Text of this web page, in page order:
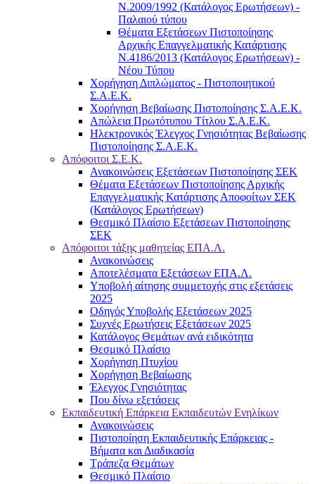
Ν.2009/1992 (Κατάλογος Ερωτήσεων) -
Παλαιού τύπου
Θέματα Εξετάσεων Πιστοποίησης
Αρχικής Επαγγελματικής Κατάρτισης
Ν.4186/2013 (Κατάλογος Ερωτήσεων) -
Νέου Τύπου
Χορήγηση Διπλώματος - Πιστοποιητικού
Σ.Α.Ε.Κ.
Χορήγηση Βεβαίωσης Πιστοποίησης Σ.Α.Ε.Κ.
Απώλεια Πρωτότυπου Τίτλου Σ.Α.Ε.Κ.
Ηλεκτρονικός Έλεγχος Γνησιότητας Βεβαίωσης
Πιστοποίησης Σ.Α.Ε.Κ.
Απόφοιτοι Σ.Ε.Κ.
Ανακοινώσεις Εξετάσεων Πιστοποίησης ΣΕΚ
Θέματα Εξετάσεων Πιστοποίησης Αρχικής
Επαγγελματικής Κατάρτισης Αποφοίτων ΣΕΚ
(Κατάλογος Ερωτήσεων)
Θεσμικό Πλαίσιο Εξετάσεων Πιστοποίησης
ΣΕΚ
Απόφοιτοι τάξης μαθητείας ΕΠΑ.Λ.
Ανακοινώσεις
Αποτελέσματα Εξετάσεων ΕΠΑ.Λ.
Υποβολή αίτησης συμμετοχής στις εξετάσεις
2025
Οδηγός Υποβολής Εξετάσεων 2025
Συχνές Ερωτήσεις Εξετάσεων 2025
Κατάλογος Θεμάτων ανά ειδικότητα
Θεσμικό Πλαίσιο
Χορήγηση Πτυχίου
Χορήγηση Βεβαίωσης
Έλεγχος Γνησιότητας
Που δίνω εξετάσεις
Εκπαιδευτική Επάρκεια Εκπαιδευτών Ενηλίκων
Ανακοινώσεις
Πιστοποίηση Εκπαιδευτικής Επάρκειας -
Βήματα και Διαδικασία
Τράπεζα Θεμάτων
Θεσμικό Πλαίσιο